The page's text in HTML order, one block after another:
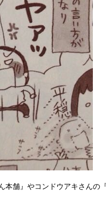
本舗』やコンドウアキさんの